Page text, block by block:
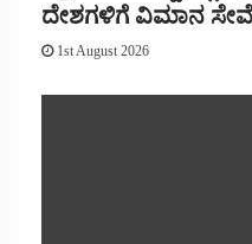
ದೇಶಗಳಿಗೆ ವಿಮಾನ ಸೇವೆ
1st August 2026